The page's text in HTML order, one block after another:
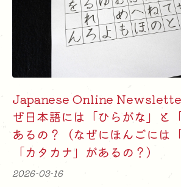
Japanese Online
ぜ日本語には「ひらがな」と
あるの？（なぜにほんごには
「カタカナ」があるの？）
2026-03-16